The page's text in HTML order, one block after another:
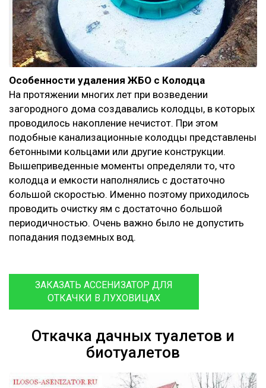
Особенности удаления ЖБО с Колодца
На протяжении многих лет при возведении
загородного дома создавались колодцы, в которых
проводилось накопление нечистот. При этом
подобные канализационные колодцы представлены
бетонными кольцами или другие конструкции.
Вышеприведенные моменты определяли то, что
колодца и емкости наполнялись с достаточно
большой скоростью. Именно поэтому приходилось
проводить очистку ям с достаточно большой
периодичностью. Очень важно было не допустить
попадания подземных вод.
ЗАКАЗАТЬ АССЕНИЗАТОР ДЛЯ
ОТКАЧКИ В ЛУХОВИЦАХ
Откачка дачных туалетов и
биотуалетов